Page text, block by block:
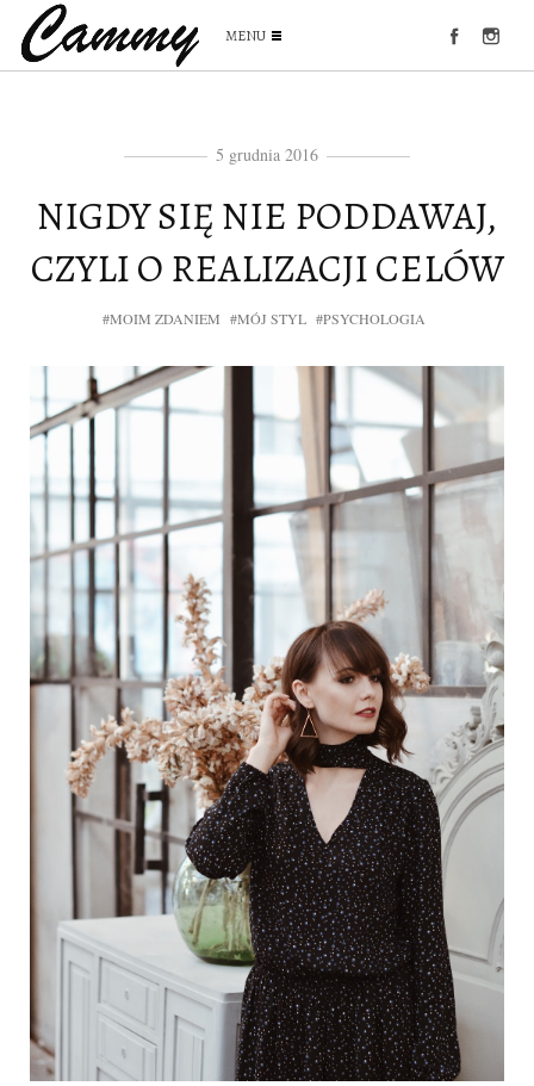
MENU
5 grudnia 2016
NIGDY SIĘ NIE PODDAWAJ,
CZYLI O REALIZACJI CELÓW
#MOIM ZDANIEM #MÓJ STYL #PSYCHOLOGIA